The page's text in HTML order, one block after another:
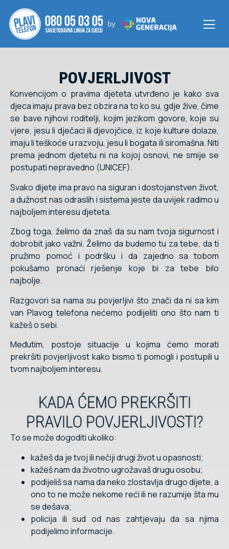
POVJERLJIVOST
Konvencijom o pravima djeteta utvrđeno je kako sva
djeca imaju prava bez obzira na to ko su, gdje žive, čime
se bave njihovi roditelji, kojim jezikom govore, koje su
vjere, jesu li dječaci ili djevojčice, iz koje kulture dolaze,
imaju li teškoće u razvoju, jesu li bogata ili siromašna. Niti
prema jednom djetetu ni na kojoj osnovi, ne smije se
postupati nepravedno (UNICEF).
Svako dijete ima pravo na siguran i dostojanstven život,
a dužnost nas odraslih i sistema jeste da uvijek radimo u
najboljem interesu djeteta.
Zbog toga, želimo da znaš da su nam tvoja sigurnost i
dobrobit jako važni. Želimo da budemo tu za tebe, da ti
pružimo pomoć i podršku i da zajedno sa tobom
pokušamo pronaći rješenje koje bi za tebe bilo
najbolje.
Razgovori sa nama su povjerljivi što znači da ni sa kim
van Plavog telefona nećemo podijeliti ono što nam ti
kažeš o sebi.
Međutim, postoje situacije u kojima ćemo morati
prekršiti povjerljivost kako bismo ti pomogli i postupili u
tvom najboljem interesu.
KADA ĆEMO PREKRŠITI
PRAVILO POVJERLJIVOSTI?
To se može dogoditi ukoliko:
kažeš da je tvoj ili nečiji drugi život u opasnosti;
kažeš nam da životno ugrožavaš drugu osobu;
podijeliš sa nama da neko zlostavlja drugo dijete, a
ono to ne može nekome reći ili ne razumije šta mu
se dešava;
policija ili sud od nas zahtjevaju da sa njima
podijelimo informacije.